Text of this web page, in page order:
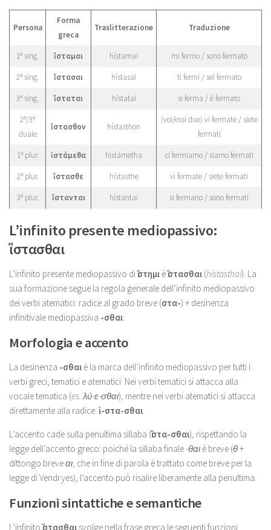
Persona
Forma
greca
Traslitterazione Traduzione
1ª sing. ἵσταμαι hístamai mi fermo / sono fermato
2ª sing. ἵστασαι hístasai ti fermi / sei fermato
3ª sing. ἵσταται hístatai si ferma / è fermato
2ª/3ª
duale
ἵστασθον hístasthon
(voi/essi due) vi fermate / siete
fermati
1ª plur. ἱστάμεθα histámetha ci fermiamo / siamo fermati
2ª plur. ἵστασθε hístasthe vi fermate / siete fermati
3ª plur. ἵστανται hístantai si fermano / sono fermati
L’infinito presente mediopassivo:
ἵστασθαι
L’infinito presente mediopassivo diἵστημι èἵστασθαι (hístasthai). La
sua formazione segue la regola generale dell’infinito mediopassivo
dei verbi atematici: radice al grado breve (στα-) + desinenza
infinitivale mediopassiva -σθαι
Morfologia e accento
La desinenza -σθαι è la marca dell’infinito mediopassivo per tutti i
verbi greci, tematici e atematici. Nei verbi tematici si attacca alla
vocale tematica (es. λύ-ε-σθαι), mentre nei verbi atematici si attacca
direttamente alla radice: ἱ-στα-σθαι
L’accento cade sulla penultima sillaba (ἵστα-σθαι), rispettando la
legge dell’accento greco: poiché la sillaba finale-θαι è breve (θ+
dittongo breveαι , che in fine di parola è trattato come breve per la
legge di Vendryes), l’accento può risalire liberamente alla penultima.
Funzioni sintattiche e semantiche
L’infinitoἵστασθαι svolge nella frase greca le seguenti funzioni